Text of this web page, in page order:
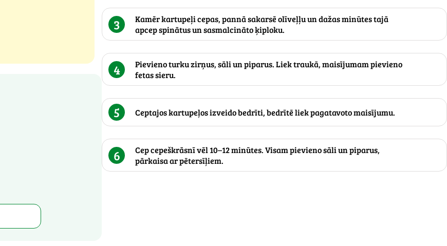
3
Kamēr kartupeļi cepas, pannā sakarsē olīveļļu un dažas minūtes tajā
apcep spinātus un sasmalcināto ķiploku.
4
Pievieno turku zirņus, sāli un piparus. Liek traukā, maisījumam pievieno
fetas sieru.
5 Ceptajos kartupeļos izveido bedrīti, bedrītē liek pagatavoto maisījumu.
6
Cep cepeškrāsnī vēl 10–12 minūtes. Visam pievieno sāli un piparus,
pārkaisa ar pētersīļiem.